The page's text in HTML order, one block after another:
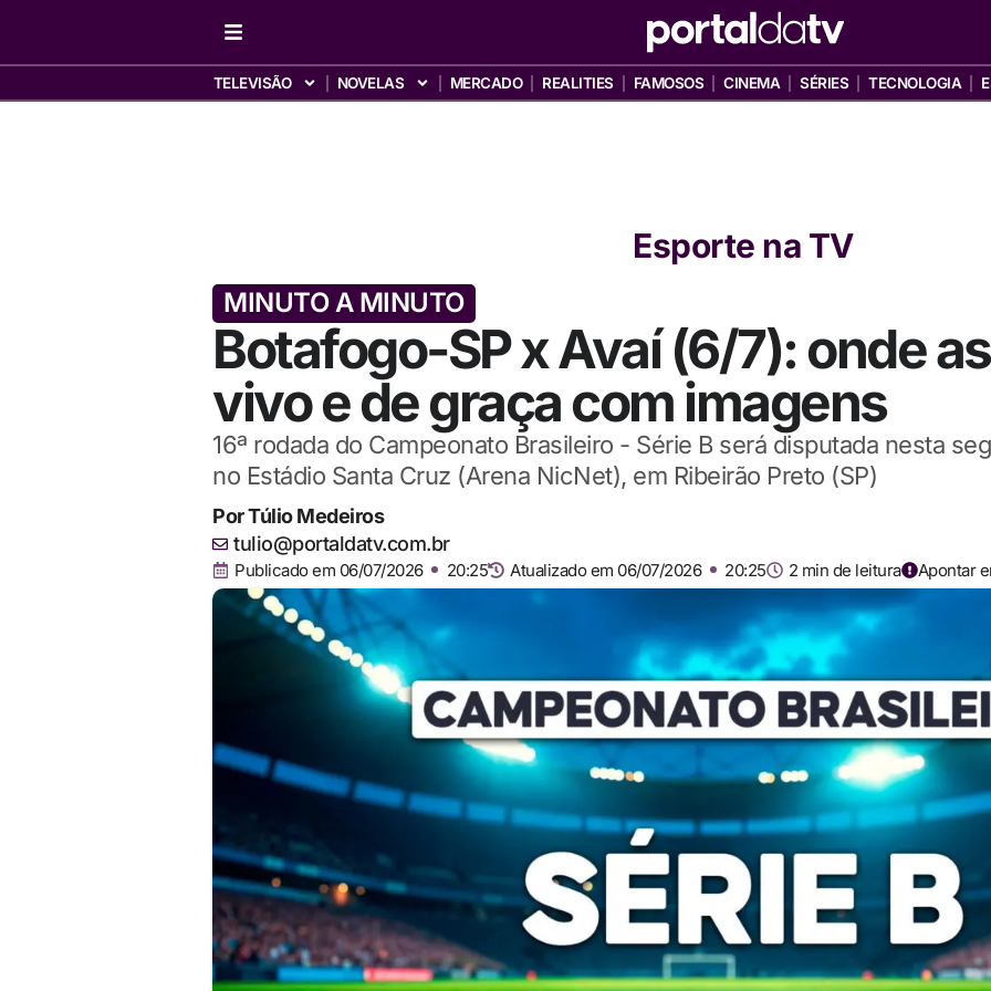
TELEVISÃO NOVELAS MERCADO REALITIES FAMOSOS CINEMA SÉRIES TECNOLOGIA
Esporte na TV
MINUTO A MINUTO
Botafogo-SP x Avaí (6/7): onde
vivo e de graça com imagens
16ª rodada do Campeonato Brasileiro - Série B será disputada nesta
no Estádio Santa Cruz (Arena NicNet), em Ribeirão Preto (SP)
PorTúlio Medeiros
tulio@portaldatv.com.br
Publicado em 06/07/2026 20:25 Atualizado em 06/07/2026 20:25 2 min de leitura Apontar